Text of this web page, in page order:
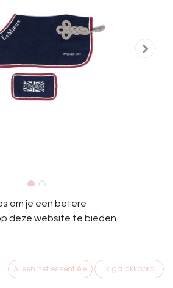
Winners Rug
om je een betere
deze website te bieden.
Alleen het essentiële Ik ga akkoord